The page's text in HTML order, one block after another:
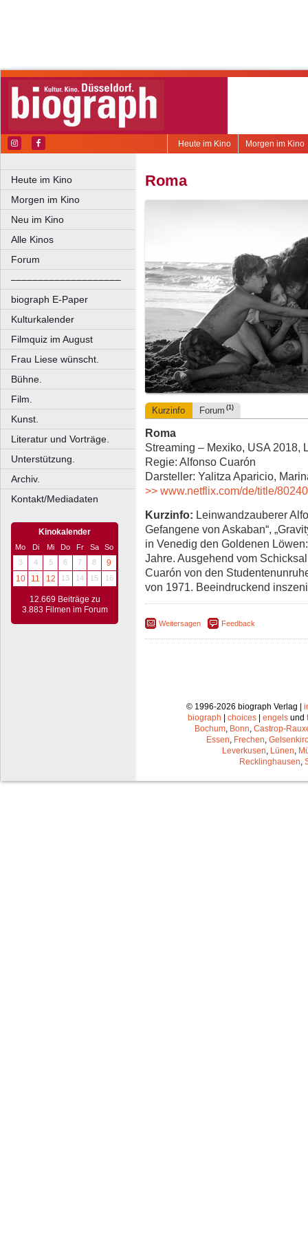
Morgen im Kino
Heute im Kino
Heute im Kino
Morgen im Kino
Neu im Kino
Alle Kinos
Forum
––––––––––––––––––––
biograph E-Paper
Kulturkalender
Filmquiz im August
Frau Liese wünscht.
Bühne.
Film.
Kunst.
Literatur und Vorträge.
Unterstützung.
Archiv.
Kontakt/Mediadaten
Kinokalender
Mo Di Mi Do Fr Sa
So
3
4 5 6 7 8
9
10
11 12 13 14 15 16
12.669 Beiträge zu
3.883 Filmen im Forum
Roma
Kurzinfo Forum (1)
Roma
Streaming – Mexiko, USA 2018,
Regie: Alfonso Cuarón
Darsteller: Yalitza Aparicio,
>> www.netflix.com/de/title/
Kurzinfo: Leinwandzauberer
Gefangene von Askaban“,
in Venedig den Goldenen
Jahre. Ausgehend vom
Cuarón von den
von 1971. Beeindruckend
Weitersagen Feedback
© 1996-2026 biograph Verlag |
biograph
choices engels und
Bochum, Bonn, Castrop-
Essen, Frechen,
Leverkusen, Lünen,
Recklinghausen,